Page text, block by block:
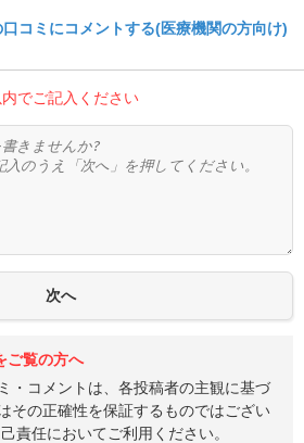
コミにコメントする(医療機関の方向け)
でご記入ください
ご覧の方へ
・コメントは、各投稿者の主観に基づ
その正確性を保証するものではござい
責任においてご利用ください。